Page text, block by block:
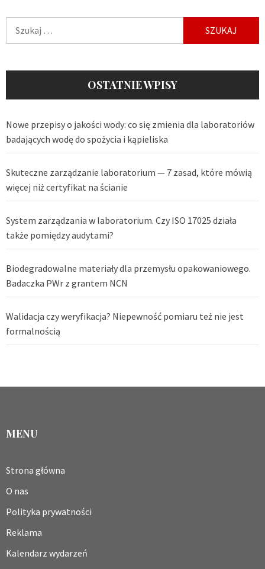
OSTATNIE WPISY
Nowe przepisy o jakości wody: co się zmienia dla laboratoriów
badających wodę do spożycia i kąpieliska
Skuteczne zarządzanie laboratorium — 7 zasad, które mówią
więcej niż certyfikat na ścianie
System zarządzania w laboratorium. Czy ISO 17025 działa
także pomiędzy audytami?
Biodegradowalne materiały dla przemysłu opakowaniowego.
Badaczka PWr z grantem NCN
Walidacja czy weryfikacja? Niepewność pomiaru też nie jest
formalnością
MENU
Strona główna
O nas
Polityka prywatności
Reklama
Kalendarz wydarzeń